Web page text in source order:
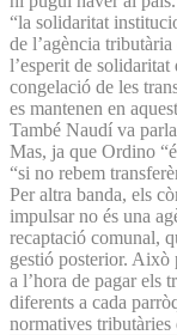
“la solidaritat
de l’agència
l’esperit de solidaritat
congelació de les
es mantenen en
També Naudí va
Mas, ja que Ordino
“si no rebem
Per altra banda, els
impulsar no és una
recaptació comunal,
gestió posterior. Això
a l’hora de pagar els
diferents a cada
normatives